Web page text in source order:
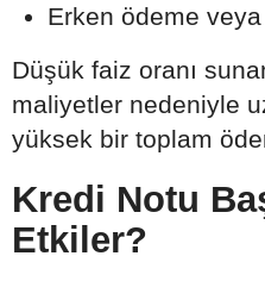
Erken ödeme
Düşük faiz oranı
maliyetler nedeniyle
yüksek bir toplam
Kredi Notu
Etkiler?